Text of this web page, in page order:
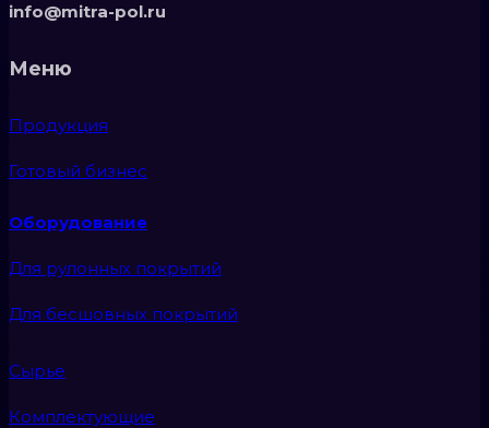
info@mitra-pol.ru
Меню
Продукция
Готовый бизнес
Оборудование
Для рулонных покрытий
Для бесшовных покрытий
Сырье
Комплектующие